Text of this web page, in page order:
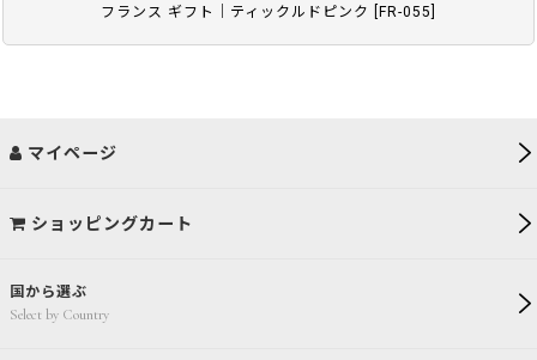
フランス ギフト｜ティックルドピンク FR-055
国から選ぶ
Select by Country
マイページ
ショッピングカート